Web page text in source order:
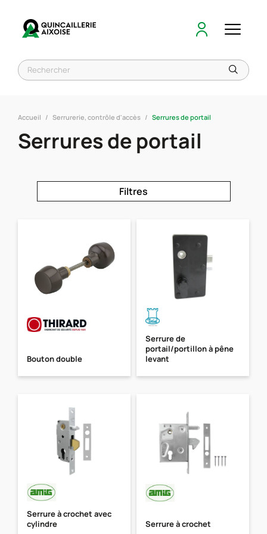
Accueil Serrurerie, contrôle d'accès Serrures de portail
Serrures de portail
Filtres
Bouton double
Serrure de
portail/portillon à pêne
levant
Serrure à crochet avec
cylindre
Serrure à crochet